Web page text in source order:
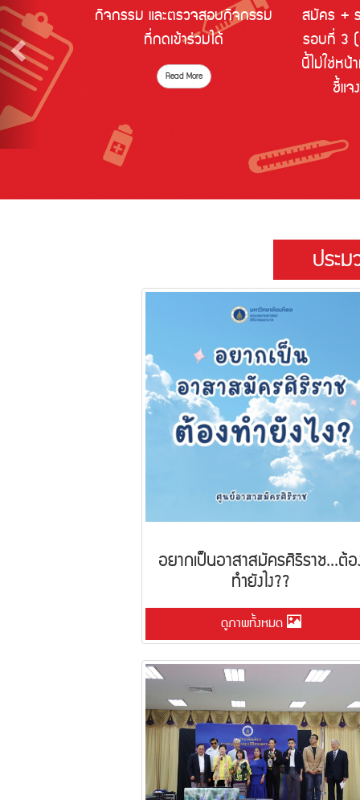
กิจกรรม และตรวจสอบกิจกรรม
ที่กดเข้าร่วมได้
Read More
สมัคร +
รอบที่ 3
นี้ไม่ใช่หน้
ชี้แ
ประ
อยากเป็นอาสาสมัครศิริราช...ต้
ทำยังไง??
ดูภาพทั้งหมด